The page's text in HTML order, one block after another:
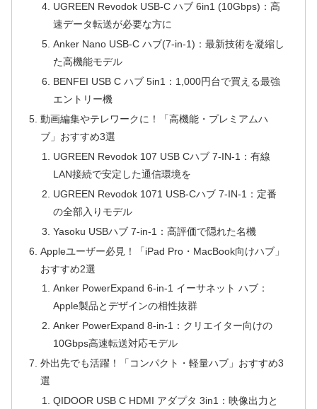
UGREEN Revodok USB-C ハブ 6in1 (10Gbps)：高
速データ転送が必要な方に
Anker Nano USB-C ハブ(7-in-1)：最新技術を凝縮し
た高機能モデル
BENFEI USB C ハブ 5in1：1,000円台で買える最強
エントリー機
動画編集やテレワークに！「高機能・プレミアムハ
ブ」おすすめ3選
UGREEN Revodok 107 USB Cハブ 7-IN-1：有線
LAN接続で安定した通信環境を
UGREEN Revodok 1071 USB-Cハブ 7-IN-1：定番
の全部入りモデル
Yasoku USBハブ 7-in-1：高評価で隠れた名機
Appleユーザー必見！「iPad Pro・MacBook向けハブ」
おすすめ2選
Anker PowerExpand 6-in-1 イーサネット ハブ：
Apple製品とデザインの相性抜群
Anker PowerExpand 8-in-1：クリエイター向けの
10Gbps高速転送対応モデル
外出先でも活躍！「コンパクト・軽量ハブ」おすすめ3
選
QIDOOR USB C HDMI アダプタ 3in1：映像出力と